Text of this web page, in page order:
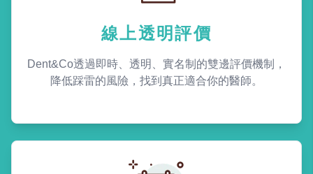
線上透明評價
Dent&Co透過即時、透明、實名制的雙邊評價機制，
降低踩雷的風險，找到真正適合你的醫師。